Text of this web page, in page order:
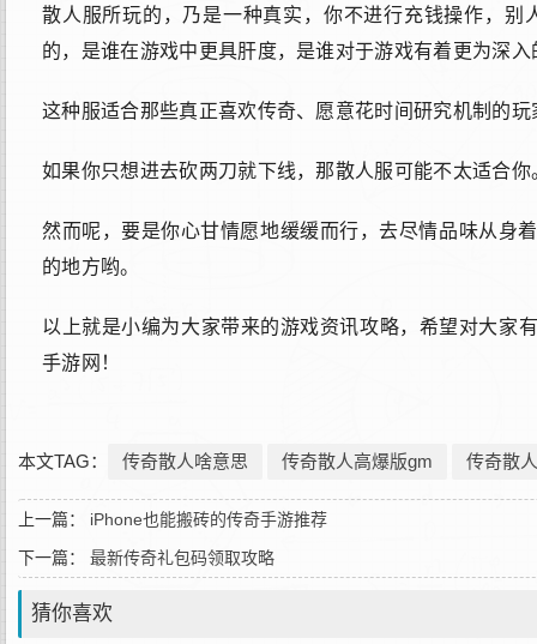
散人服所玩的，乃是一种真实，你不进行充钱操作，
的，是谁在游戏中更具肝度，是谁对于游戏有着更为深入
这种服适合那些真正喜欢传奇、愿意花时间研究机制的玩
如果你只想进去砍两刀就下线，那散人服可能不太适合你
然而呢，要是你心甘情愿地缓缓而行，去尽情品味从身
的地方哟。
以上就是小编为大家带来的游戏资讯攻略，希望对大家
手游网！
本文TAG： 传奇散人啥意思 传奇散人高爆版gm 传奇散
上一篇： iPhone也能搬砖的传奇手游推荐
下一篇： 最新传奇礼包码领取攻略
猜你喜欢